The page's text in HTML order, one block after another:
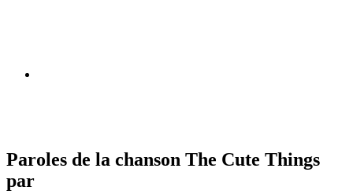
Paroles de la chanson The Cute Things
par